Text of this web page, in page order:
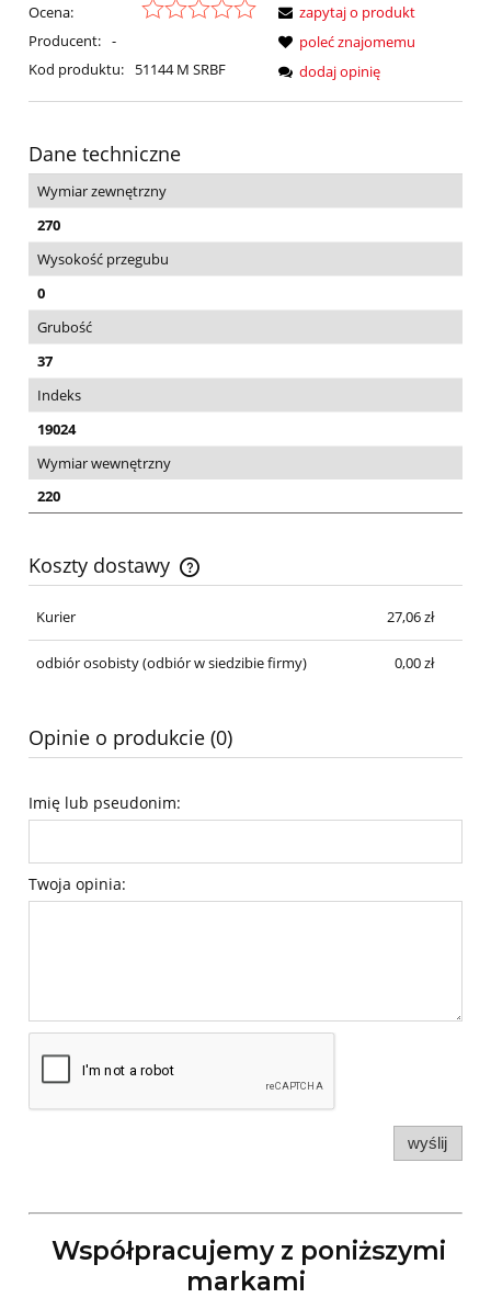
Ocena:
Producent: -
Kod produktu:
51144 M SRBF
zapytaj o produkt
poleć znajomemu
dodaj opinię
Dane techniczne
Wymiar zewnętrzny
270
Wysokość przegubu
0
Grubość
37
Indeks
19024
Wymiar wewnętrzny
220
Koszty dostawy
Cena nie zawiera ewentualnych kosztów płatności
Kurier
27,06 zł
odbiór osobisty(odbiór w siedzibie firmy) 0,00 zł
Opinie o produkcie (0)
Imię lub pseudonim:
Twoja opinia:
wyślij
Współpracujemy z poniższymi
markami